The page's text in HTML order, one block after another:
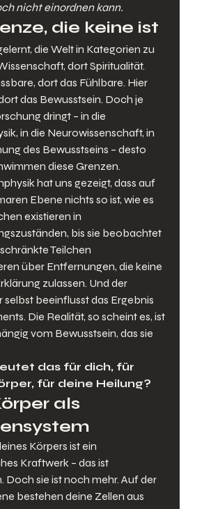
nicht einordnen kann.
die keine ist
die Welt in Kategorien zu
dort Spiritualität.
dort das Fühlbare. Hier
das Bewusstsein. Doch je
dringt – in die
in die Neurowissenschaft, in
des Bewusstseins – desto
diese Grenzen.
hat uns gezeigt, dass auf
Ebene nichts so ist, wie es
existieren in
bis sie beobachtet
Teilchen
über Entfernungen, die keine
zulassen. Und der
beeinflusst das Ergebnis
Die Realität, so scheint es, ist
vom Bewusstsein, das sie
das für dich, für
für deine Heilung?
als
Körpers ist ein
Kraftwerk – das ist
Doch sie ist noch mehr. Auf der
bestehen deine Zellen aus